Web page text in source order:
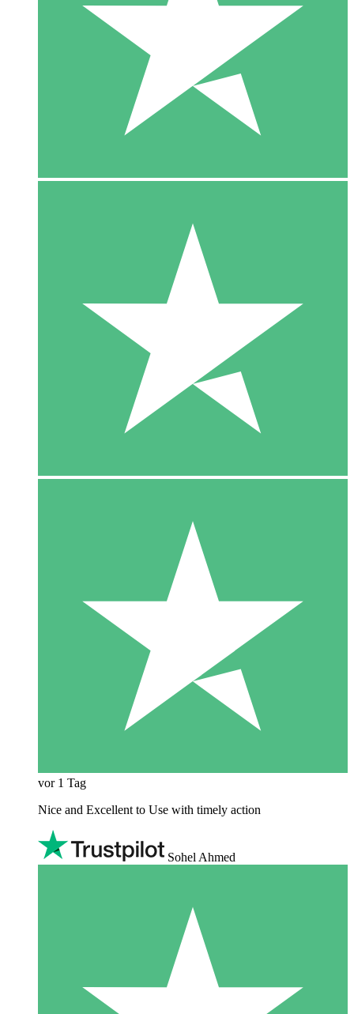
vor 1 Tag
Nice and Excellent to Use with timely action
Sohel Ahmed